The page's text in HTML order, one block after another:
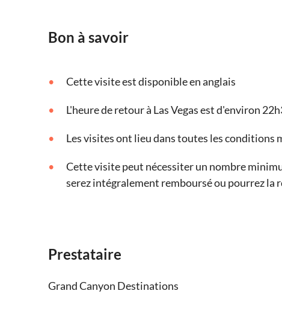
Bon à savoir
Cette visite est disponible en anglais
L'heure de retour à Las Vegas est d'environ
Les visites ont lieu dans toutes les conditions
Cette visite peut nécessiter un nombre
serez intégralement remboursé ou pourrez la
Prestataire
Grand Canyon Destinations